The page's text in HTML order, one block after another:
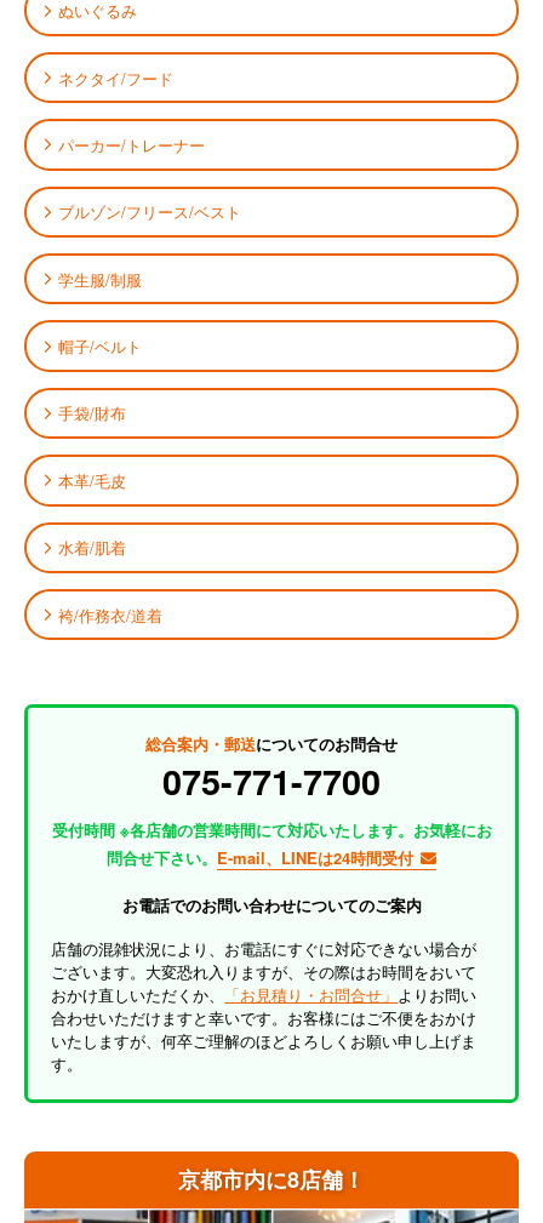
京都市内に8店舗！
ぬいぐるみ
ネクタイ/フード
パーカー/トレーナー
ブルゾン/フリース/ベスト
学生服/制服
帽子/ベルト
手袋/財布
本革/毛皮
水着/肌着
袴/作務衣/道着
総合案内・郵送についてのお問合せ
075-771-7700
受付時間 ※各店舗の営業時間にて対応いたします。お気軽にお
問合せ下さい。 E-mail、LINEは24時間受付
お電話でのお問い合わせについてのご案内
店舗の混雑状況により、お電話にすぐに対応できない場合が
ございます。大変恐れ入りますが、その際はお時間をおいて
おかけ直しいただくか、
「お見積り・お問合せ」 よりお問い
合わせいただけますと幸いです。お客様にはご不便をおかけ
いたしますが、何卒ご理解のほどよろしくお願い申し上げま
す。